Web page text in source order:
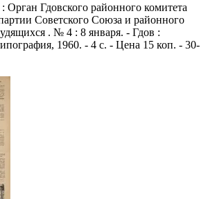
: Орган Гдовского районного комитета
Советского Союза и районного
. № 4 : 8 января. - Гдов :
1960. - 4 с. - Цена 15 коп. - 30-